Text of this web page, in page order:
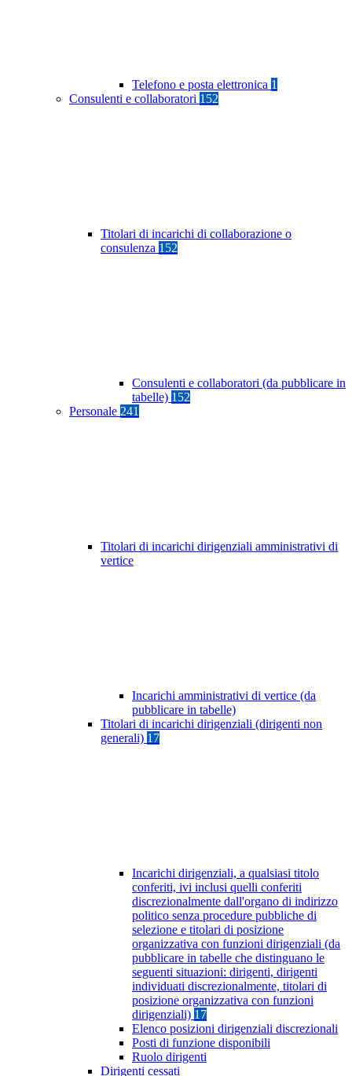
Telefono e posta elettronica 1
Consulenti e collaboratori 152
Titolari di incarichi di collaborazione o
consulenza 152
Consulenti e collaboratori (da pubblicare in
tabelle) 152
Personale 241
Titolari di incarichi dirigenziali amministrativi di
vertice
Incarichi amministrativi di vertice (da
pubblicare in tabelle)
Titolari di incarichi dirigenziali (dirigenti non
generali) 17
Incarichi dirigenziali, a qualsiasi titolo
conferiti, ivi inclusi quelli conferiti
discrezionalmente dall'organo di indirizzo
politico senza procedure pubbliche di
selezione e titolari di posizione
organizzativa con funzioni dirigenziali (da
pubblicare in tabelle che distinguano le
seguenti situazioni: dirigenti, dirigenti
individuati discrezionalmente, titolari di
posizione organizzativa con funzioni
dirigenziali) 17
Elenco posizioni dirigenziali discrezionali
Posti di funzione disponibili
Ruolo dirigenti
Dirigenti cessati